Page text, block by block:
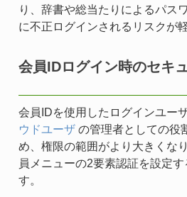
り、辞書や総当たりによるパス
に不正ログインされるリスクが
会員IDログイン時のセキ
会員IDを使用したログインユー
ウドユーザの管理者としての役
め、権限の範囲がより大きくな
員メニューの2要素認証を設定
す。